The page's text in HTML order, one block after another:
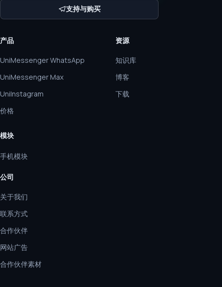
支持与购买
产品
UniMessenger WhatsApp
UniMessenger Max
UniInstagram
价格
模块
手机模块
资源
知识库
博客
下载
公司
关于我们
联系方式
合作伙伴
网站广告
合作伙伴素材